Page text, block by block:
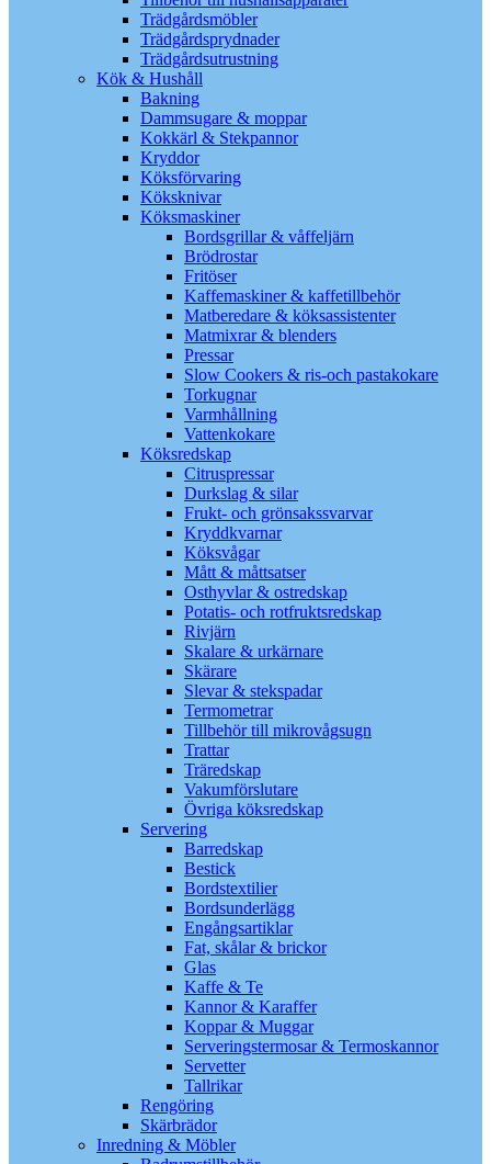
Trädgårdsmöbler
Trädgårdsprydnader
Trädgårdsutrustning
Kök & Hushåll
Bakning
Dammsugare & moppar
Kokkärl & Stekpannor
Kryddor
Köksförvaring
Köksknivar
Köksmaskiner
Bordsgrillar & våffeljärn
Brödrostar
Fritöser
Kaffemaskiner & kaffetillbehör
Matberedare & köksassistenter
Matmixrar & blenders
Pressar
Slow Cookers & ris-och pastakokare
Torkugnar
Varmhållning
Vattenkokare
Köksredskap
Citruspressar
Durkslag & silar
Frukt- och grönsakssvarvar
Kryddkvarnar
Köksvågar
Mått & måttsatser
Osthyvlar & ostredskap
Potatis- och rotfruktsredskap
Rivjärn
Skalare & urkärnare
Skärare
Slevar & stekspadar
Termometrar
Tillbehör till mikrovågsugn
Trattar
Träredskap
Vakumförslutare
Övriga köksredskap
Servering
Barredskap
Bestick
Bordstextilier
Bordsunderlägg
Engångsartiklar
Fat, skålar & brickor
Glas
Kaffe & Te
Kannor & Karaffer
Koppar & Muggar
Serveringstermosar & Termoskannor
Servetter
Tallrikar
Rengöring
Skärbrädor
Inredning & Möbler